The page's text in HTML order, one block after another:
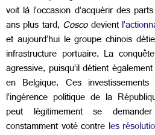
voit là l’occasion d’acquérir des
ans plus tard,Coscodevient
et aujourd’hui le groupe chinois
infrastructure portuaire. La
agressive, puisqu’il détient
en Belgique. Ces
l’ingérence politique de la
peut légitimement se
constamment voté contre les